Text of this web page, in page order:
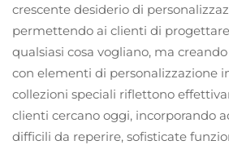
crescente desiderio di
permettendo ai clienti di
qualsiasi cosa vogliano, ma
con elementi di personalizzazione
collezioni speciali riflettono
clienti cercano oggi, incorporando
difficili da reperire, sofisticate